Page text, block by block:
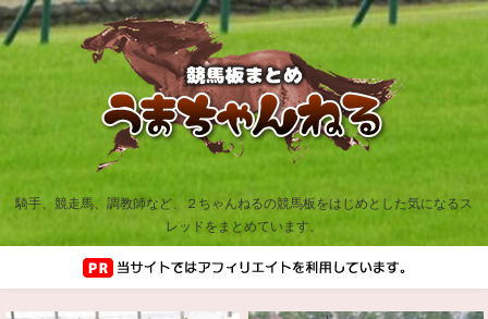
騎手、競走馬、調教師など、２ちゃんねるの競馬板をはじめとした気になるス
レッドをまとめています。